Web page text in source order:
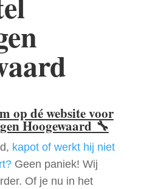
op dé website voor
Hoogewaard🔧
kapot of werkt hij niet
Geen paniek! Wij
Of je nu in het